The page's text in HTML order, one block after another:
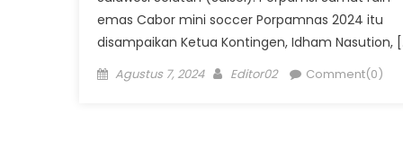
emas Cabor mini soccer Porpamnas 2024 itu
disampaikan Ketua Kontingen, Idham Nasution,
Posted
Agustus 7, 2024 Author
Editor02 Comment(0)